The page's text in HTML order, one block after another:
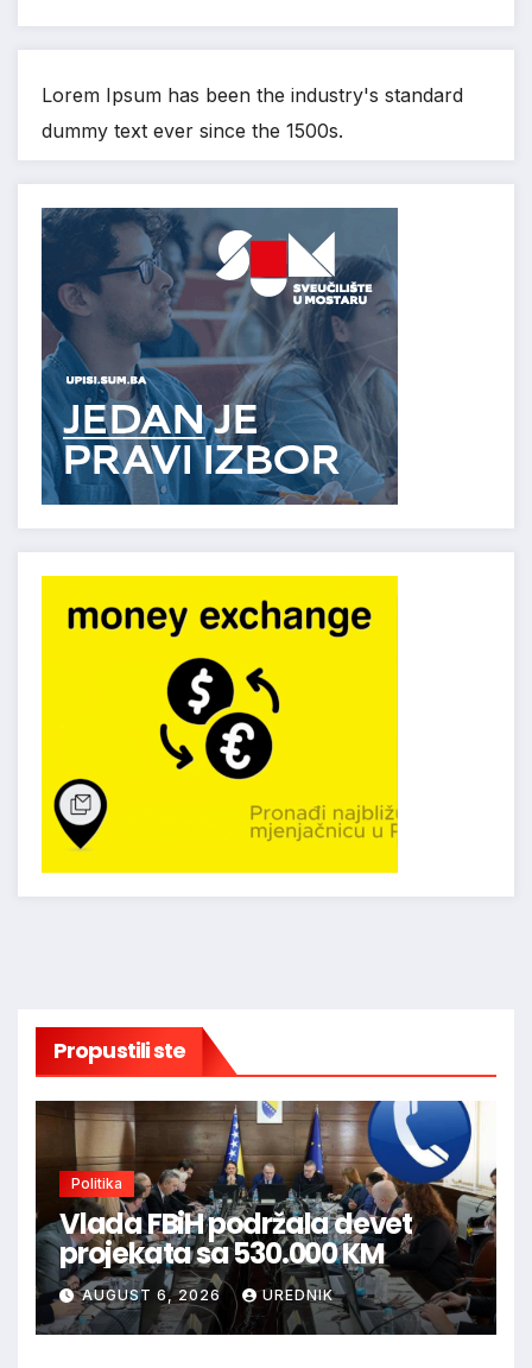
Lorem Ipsum has been the industry's standard
dummy text ever since the 1500s.
Propustili ste
Politika
Vlada FBiH podržala devet
projekata sa 530.000 KM
AUGUST 6, 2026 UREDNIK